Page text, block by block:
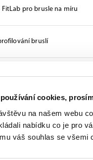
cookies,
na našem webu
nabídku co je pro
váš souhlas se všemi
FitLab pro brusle na míru
bruslí